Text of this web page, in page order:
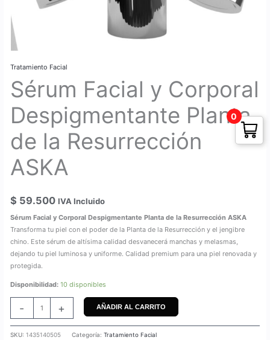
Tratamiento Facial
Sérum Facial y Corporal
Despigmentante Planta
de la Resurrección
ASKA
$ 59.500 IVA Incluido
Sérum Facial y Corporal Despigmentante Planta de la Resurrección ASKA
Transforma tu piel con el poder de la Planta de la Resurrección y el jengibre
chino. Este sérum de altísima calidad desvanecerá manchas y melasmas,
dejando tu piel luminosa y uniforme. Calidad premium para una piel renovada y
protegida.
Disponibilidad: 10 disponibles
- + AÑADIR AL CARRITO
SKU: 1435140505 Categoría: Tratamiento Facial
0